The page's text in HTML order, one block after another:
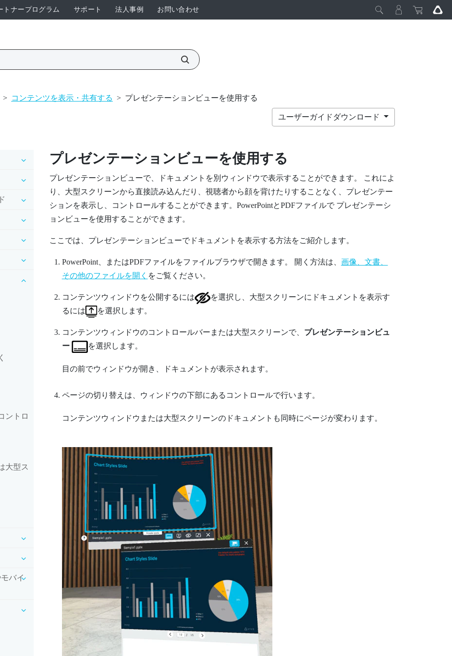
トナープログラム サポート 法人事例 お問い合わせ
> コンテンツを表示・共有する > プレゼンテーションビューを使用する
ユーザーガイドダウンロード
ントロ
大型ス
バイ
プレゼンテーションビューを使用する
プレゼンテーションビューで、ドキュメントを別ウィンドウで表示することができます。 これによ
り、 大型スクリーンから直接読み込んだり、視聴者から顔を背けたりすることなく、プレゼンテー
ションを表示し、コントロールすることができます。 PowerPointとPDFファイルで プレゼンテーシ
ョンビューを使用することができます。
ここでは、 プレゼンテーションビューでドキュメントを表示する方法をご紹介します。
PowerPoint、またはPDFファイルをファイルブラウザで開きます。 開く方法は、 画像、文書、
その他のファイルを開く をご覧ください。
コンテンツウィンドウを公開するには を選択し、 大型スクリーンにドキュメントを表示す
るには
を選択します。
コンテンツウィンドウのコントロールバーまたは大型スクリーンで、 プレゼンテーションビュ
ー
を選択します。
目の前でウィンドウが開き、ドキュメントが表示されます。
ページの切り替えは、ウィンドウの下部にあるコントロールで行います。
コンテンツウィンドウまたは大型スクリーンのドキュメントも同時にページが変わります。